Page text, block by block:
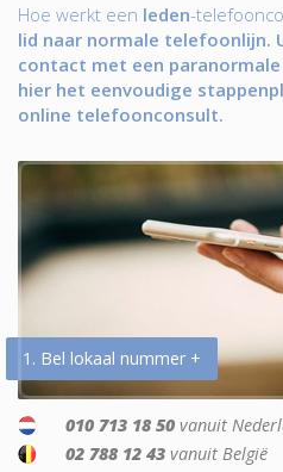
Hoe werkt een leden-
lid naar normale telefoonlijn.
contact met een
hier het eenvoudige
online telefoonconsult.
1. Bel lokaal nummer +
010 713 18 50 vanuit
02 788 12 43 vanuit België